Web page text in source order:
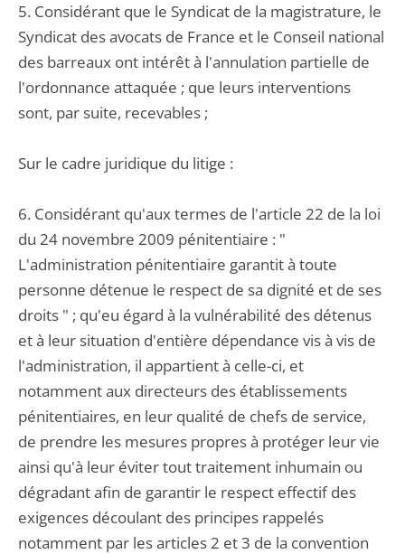
5. Considérant que le Syndicat de la magistrature, le
Syndicat des avocats de France et le Conseil national
des barreaux ont intérêt à l'annulation partielle de
l'ordonnance attaquée ; que leurs interventions
sont, par suite, recevables ;
Sur le cadre juridique du litige :
6. Considérant qu'aux termes de l'article 22 de la loi
du 24 novembre 2009 pénitentiaire : "
L'administration pénitentiaire garantit à toute
personne détenue le respect de sa dignité et de ses
droits " ; qu'eu égard à la vulnérabilité des détenus
et à leur situation d'entière dépendance vis à vis de
l'administration, il appartient à celle-ci, et
notamment aux directeurs des établissements
pénitentiaires, en leur qualité de chefs de service,
de prendre les mesures propres à protéger leur vie
ainsi qu'à leur éviter tout traitement inhumain ou
dégradant afin de garantir le respect effectif des
exigences découlant des principes rappelés
notamment par les articles 2 et 3 de la convention